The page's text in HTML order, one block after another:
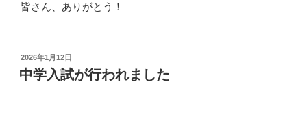
皆さん、ありがとう！
投
稿
日:
2026年1月12日
中学入試が行われました